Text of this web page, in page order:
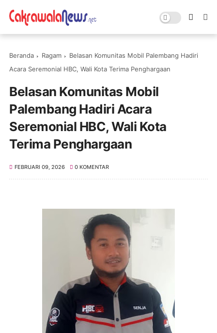
Beranda Ragam
Belasan Komunitas Mobil Palembang Hadiri
Acara Seremonial HBC, Wali Kota Terima Penghargaan
Belasan Komunitas Mobil
Palembang Hadiri Acara
Seremonial HBC, Wali Kota
Terima Penghargaan
FEBRUARI 09, 2026 0 KOMENTAR